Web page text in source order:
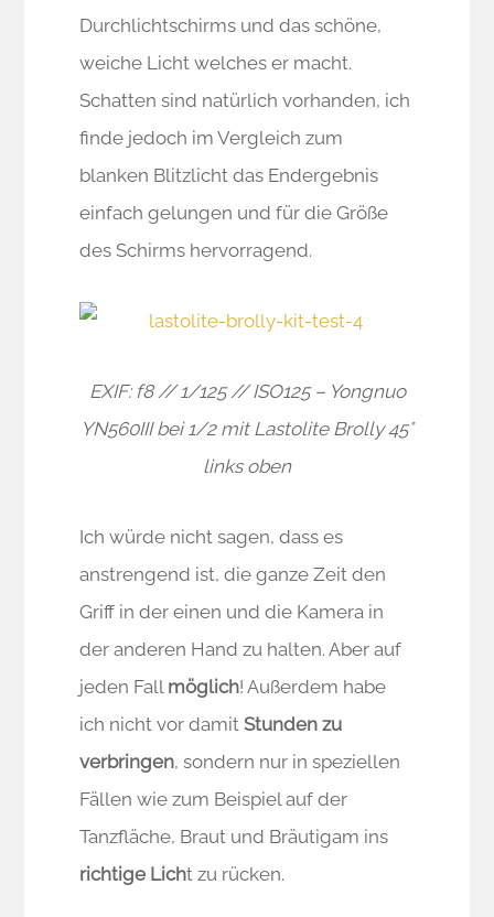
Durchlichtschirms und das schöne,
weiche Licht welches er macht.
Schatten sind natürlich vorhanden, ich
finde jedoch im Vergleich zum
blanken Blitzlicht das Endergebnis
einfach gelungen und für die Größe
des Schirms hervorragend.
EXIF: f8 // 1/125 // ISO125 – Yongnuo
YN560III bei 1/2 mit Lastolite Brolly 45°
links oben
Ich würde nicht sagen, dass es
anstrengend ist, die ganze Zeit den
Griff in der einen und die Kamera in
der anderen Hand zu halten. Aber auf
jeden Fall möglich! Außerdem habe
ich nicht vor damitStunden zu
verbringen, sondern nur in speziellen
Fällen wie zum Beispiel auf der
Tanzfläche, Braut und Bräutigam ins
richtige Licht zu rücken.